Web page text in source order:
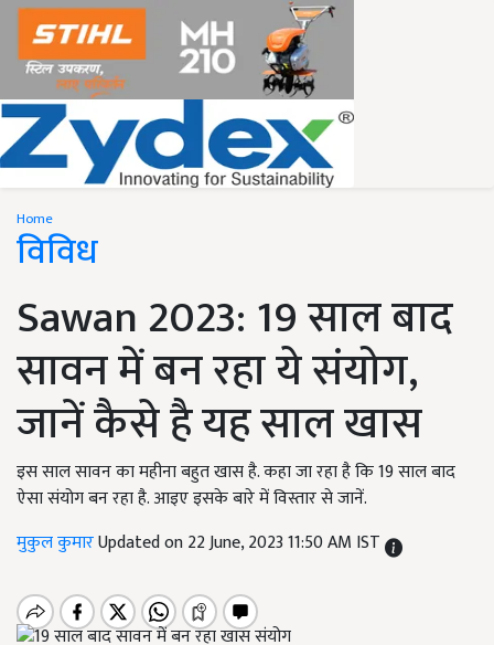
Home
विविध
Sawan 2023: 19 साल बाद
सावन में बन रहा ये संयोग,
जानें कैसे है यह साल खास
इस साल सावन का महीना बहुत खास है. कहा जा रहा है कि 19 साल बाद
ऐसा संयोग बन रहा है. आइए इसके बारे में विस्तार से जानें.
मुकुल कुमारUpdated on 22 June, 2023 11:50 AM IST